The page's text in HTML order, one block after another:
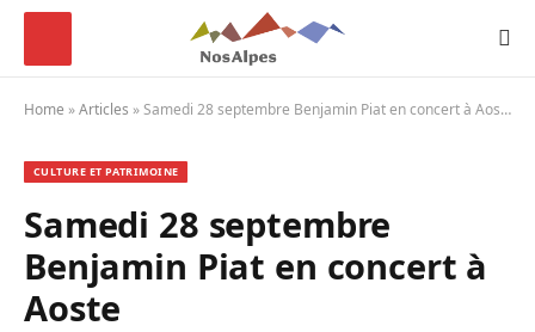
Home »Articles »Samedi 28 septembre Benjamin Piat en concert à Aoste
CULTURE ET PATRIMOINE
Samedi 28 septembre
Benjamin Piat en concert à
Aoste